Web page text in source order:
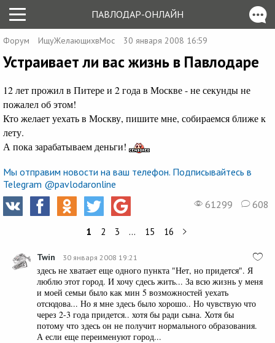
ПАВЛОДАР-ОНЛАЙН
Форум ИщуЖелающихвМос 30 января 2008 16:59
Устраивает ли вас жизнь в Павлодаре
12 лет прожил в Питере и 2 года в Москве - не секунды не
пожалел об этом!
Кто желает уехать в Москву, пишите мне, собираемся ближе к
лету.
А пока зарабатываем деньги!
Мы отправим новости на ваш телефон. Подписывайтесь в
Telegram @pavlodaronline
61299
608
1 2 3 … 15 16
Twin 30 января 2008 19:21
здесь не хватает еще одного пункта "Нет, но придется". Я
люблю этот город. И хочу сдесь жить... За всю жизнь у меня
и моей семьи было как мин 5 возможностей уехать
отсюдова... Но я мне здесь было хорошо.. Но чувствую что
через 2-3 года придется.. хотя бы ради сына. Хотя бы
потому что здесь он не получит нормального образования.
А если еще переименуют город...